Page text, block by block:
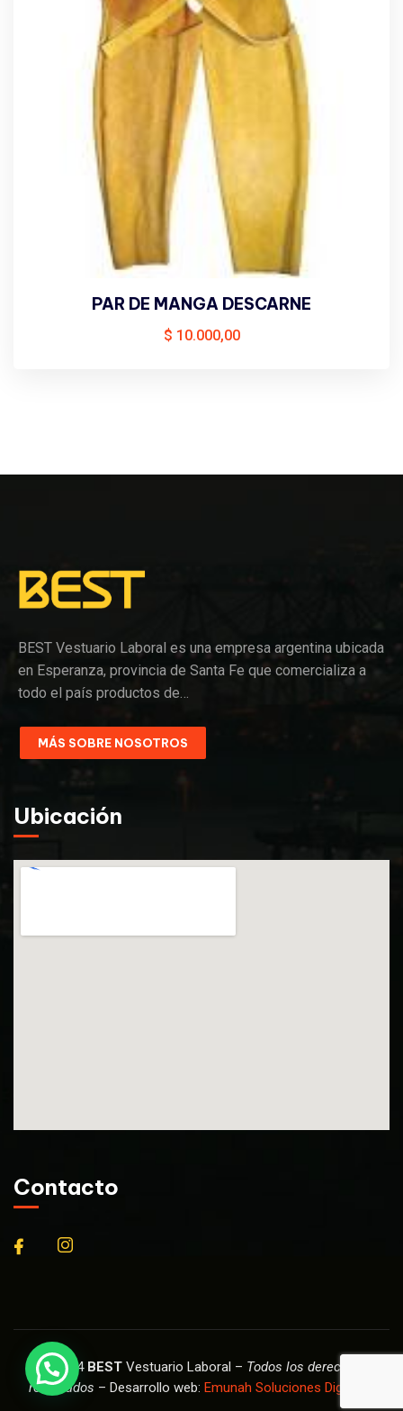
PAR DE MANGA DESCARNE
$ 10.000,00
BEST Vestuario Laboral es una empresa argentina ubicada
en Esperanza, provincia de Santa Fe que comercializa a
todo el país productos de…
MÁS SOBRE NOSOTROS
Ubicación
Contacto
© 2024 BEST Vestuario Laboral – Todos los derechos
reservados – Desarrollo web: Emunah Soluciones Digitales